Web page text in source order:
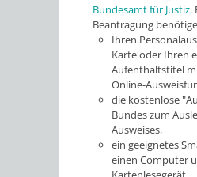
Bundesamt für Justiz.
Beantragung
Ihren
Karte oder Ihren
Aufenthaltstitel
Online-
die kostenlose
Bundes zum
Ausweises,
ein geeignetes
einen Computer